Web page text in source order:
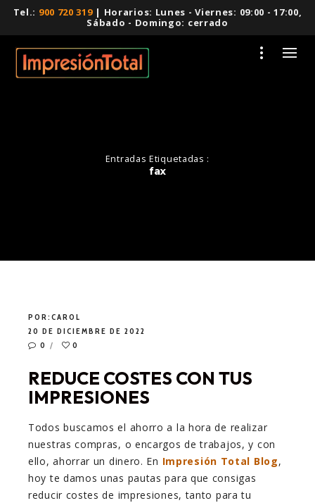
Tel.: 900 720 319| Horarios: Lunes - Viernes: 09:00 - 17:00,
Sábado - Domingo: cerrado
Entradas Etiquetadas :
fax
POR:CAROL
20 DE DICIEMBRE DE 2022
0
0
REDUCE COSTES CON TUS
IMPRESIONES
Todos buscamos el ahorro a la hora de realizar
nuestras compras, o encargos de trabajos, y con
ello, ahorrar un dinero. En Impresión Total Blog,
hoy te damos unas pautas para que consigas
reducir costes de impresiones, tanto para tu